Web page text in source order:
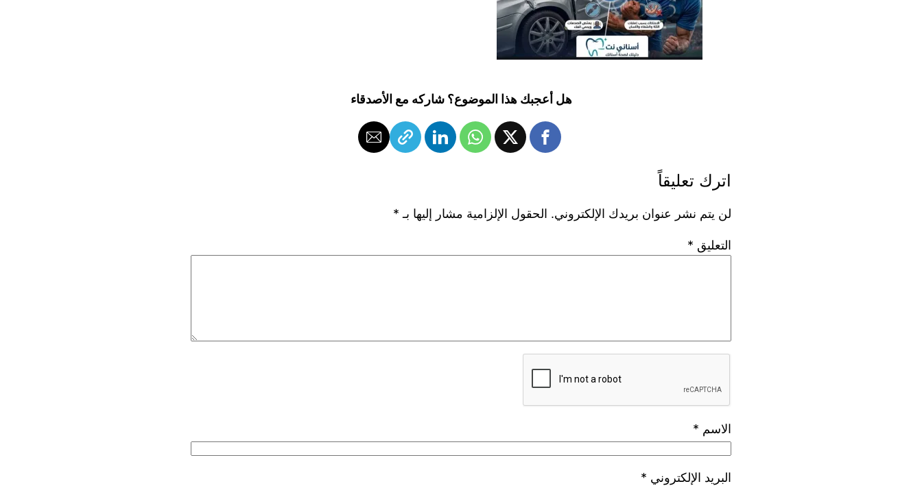
هل أعجبك هذا الموضوع؟ شاركه مع الأصدقاء
اترك تعليقاً
لن يتم نشر عنوان بريدك الإلكتروني. الحقول الإلزامية مشار إليها بـ *
التعليق *
الاسم *
البريد الإلكتروني *